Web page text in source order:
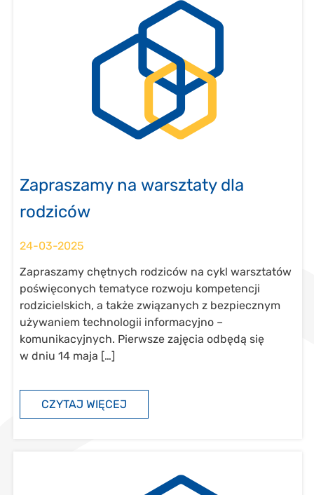
Zapraszamy na warsztaty dla
rodziców
24-03-2025
Zapraszamy chętnych rodziców na cykl warsztatów
poświęconych tematyce rozwoju kompetencji
rodzicielskich, a także związanych z bezpiecznym
używaniem technologii informacyjno –
komunikacyjnych. Pierwsze zajęcia odbędą się
w dniu 14 maja […]
CZYTAJ WIĘCEJ